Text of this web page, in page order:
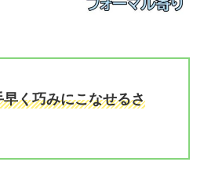
く巧みにこなせるさ